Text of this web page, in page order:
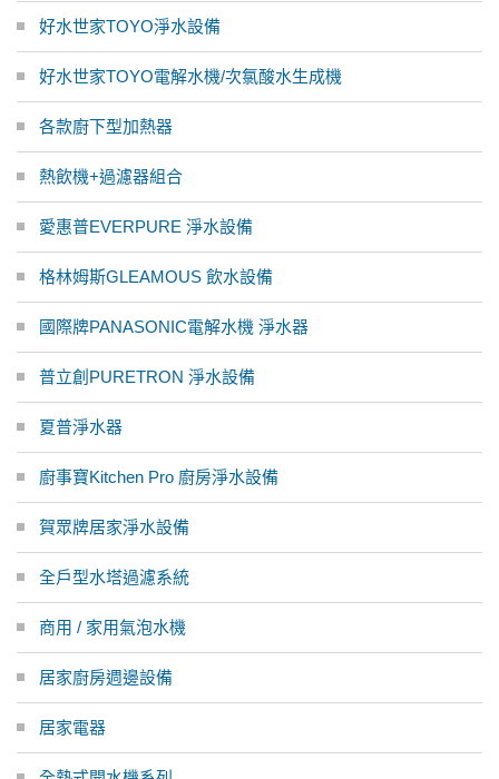
好水世家TOYO淨水設備
好水世家TOYO電解水機/次氯酸水生成機
各款廚下型加熱器
熱飲機+過濾器組合
愛惠普EVERPURE 淨水設備
格林姆斯GLEAMOUS 飲水設備
國際牌PANASONIC電解水機 淨水器
普立創PURETRON 淨水設備
夏普淨水器
廚事寶Kitchen Pro 廚房淨水設備
賀眾牌居家淨水設備
全戶型水塔過濾系統
商用 / 家用氣泡水機
居家廚房週邊設備
居家電器